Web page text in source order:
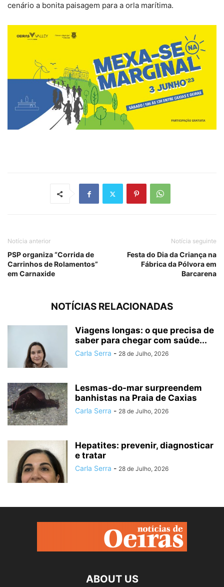
cenário a bonita paisagem para a orla marítima.
Notícia anterior
PSP organiza “Corrida de
Carrinhos de Rolamentos”
em Carnaxide
Notícia seguinte
Festa do Dia da Criança na
Fábrica da Pólvora em
Barcarena
NOTÍCIAS RELACIONADAS
Viagens longas: o que precisa de
saber para chegar com saúde...
Carla Serra - 28 de Julho, 2026
Lesmas-do-mar surpreendem
banhistas na Praia de Caxias
Carla Serra - 28 de Julho, 2026
Hepatites: prevenir, diagnosticar
e tratar
Carla Serra - 28 de Julho, 2026
ABOUT US